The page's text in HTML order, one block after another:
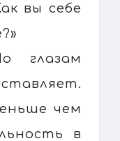
вы себе
глазам
чем
в